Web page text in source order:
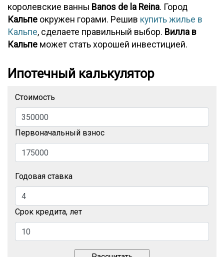
королевские ванны Banos de la Reina. Город
Кальпе окружен горами. Решив купить жилье в
Кальпе, сделаете правильный выбор. Вилла в
Кальпе может стать хорошей инвестицией.
Ипотечный калькулятор
Стоимость
Первоначальный взнос
Годовая ставка
Срок кредита, лет